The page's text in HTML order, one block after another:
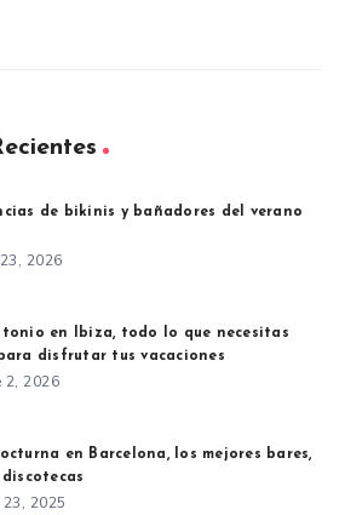
de bikinis y bañadores del verano
2026
en Ibiza, todo lo que necesitas
disfrutar tus vacaciones
2, 2026
en Barcelona, los mejores bares,
discotecas
23, 2025